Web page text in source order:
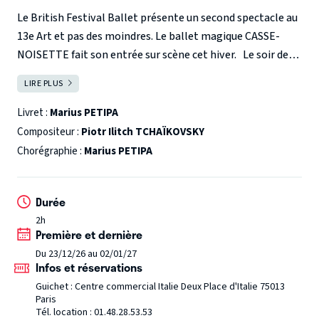
Le British Festival Ballet présente un second spectacle au
13e Art et pas des moindres. Le ballet magique CASSE-
NOISETTE fait son entrée sur scène cet hiver. Le soir de
Noël, la petite Marie reçoit de son oncle un casse-
noisette. La nuit, les jouets commencent à s’animer, à
bouger, la petite fille est entraînée dans un tourbillon
d’aventures extraordinaires. La magie de Noël, des
costumes sublimes, des chorégraphies variées, une
découvrir ce conte de fée avec la musique légendaire de
Piotr Tchaïkovski. Pour petits et grands enfants que vous
êtes restés. A voir absolument !
LIRE PLUS
Livret : Marius PETIPA
Compositeur : Piotr Ilitch TCHAÏKOVSKY
Chorégraphie : Marius PETIPA
Durée
2h
Première et dernière
Du 23/12/26 au 02/01/27
Infos et réservations
Guichet : Centre commercial Italie Deux Place d'Italie 75013
Paris
Tél. location : 01.48.28.53.53